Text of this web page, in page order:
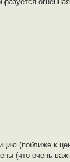
(поближе к
(что очень